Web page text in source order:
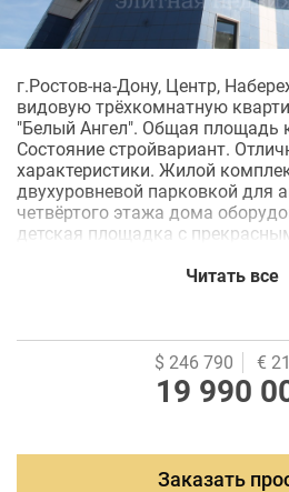
г.Ростов-на-Дону, Центр,
видовую трёхкомнатную
"Белый Ангeл". Общая площадь
Состояние стройвариант.
характеристики. Жилой
двухуровневой парковкой для
четвёртого этажа дома
детская площадка с
выход на городскуюЧитать все
$ 246 790 €
19 990
Заказать